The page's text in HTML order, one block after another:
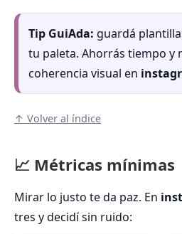
Tip GuiAda: guardá
tu paleta. Ahorrás tiempo y
coherencia visual en
↑ Volver al índice
📈 Métricas mínimas
Mirar lo justo te da paz. En
tres y decidí sin ruido: